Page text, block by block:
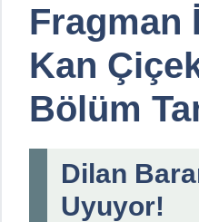
Fragman
Kan
Bölüm
Dilan
Uyuyor!